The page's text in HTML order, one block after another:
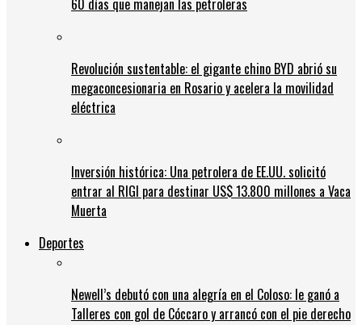
60 días que manejan las petroleras
Revolución sustentable: el gigante chino BYD abrió su
megaconcesionaria en Rosario y acelera la movilidad
eléctrica
Inversión histórica: Una petrolera de EE.UU. solicitó
entrar al RIGI para destinar US$ 13.800 millones a Vaca
Muerta
Deportes
Newell’s debutó con una alegría en el Coloso: le ganó a
Talleres con gol de Cóccaro y arrancó con el pie derecho